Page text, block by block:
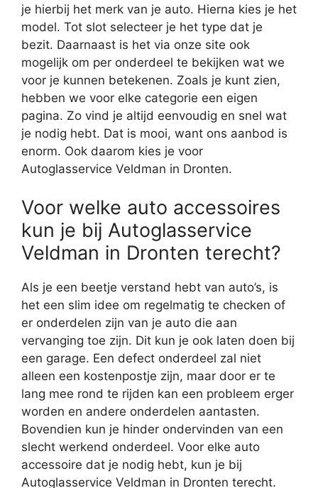
je hierbij het merk van je auto. Hierna kies je het
model. Tot slot selecteer je het type dat je
bezit. Daarnaast is het via onze site ook
mogelijk om per onderdeel te bekijken wat we
voor je kunnen betekenen. Zoals je kunt zien,
hebben we voor elke categorie een eigen
pagina. Zo vind je altijd eenvoudig en snel wat
je nodig hebt. Dat is mooi, want ons aanbod is
enorm. Ook daarom kies je voor
Autoglasservice Veldman in Dronten.
Voor welke auto accessoires
kun je bij Autoglasservice
Veldman in Dronten terecht?
Als je een beetje verstand hebt van auto’s, is
het een slim idee om regelmatig te checken of
er onderdelen zijn van je auto die aan
vervanging toe zijn. Dit kun je ook laten doen bij
een garage. Een defect onderdeel zal niet
alleen een kostenpostje zijn, maar door er te
lang mee rond te rijden kan een probleem erger
worden en andere onderdelen aantasten.
Bovendien kun je hinder ondervinden van een
slecht werkend onderdeel. Voor elke auto
accessoire dat je nodig hebt, kun je bij
Autoglasservice Veldman in Dronten terecht.